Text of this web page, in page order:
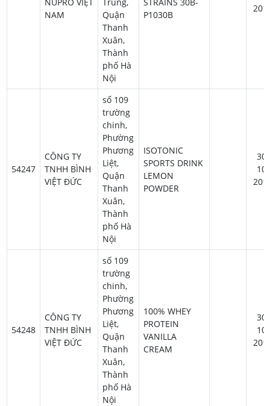
NAM
Quận
Thanh
Xuân,
Thành
phố Hà
Nội
P1030B
54247
CÔNG TY
TNHH BÌNH
VIỆT ĐỨC
số 109
trường
chinh,
Phường
Phương
Liệt,
Quận
Thanh
Xuân,
Thành
phố Hà
Nội
ISOTONIC
SPORTS DRINK
LEMON
POWDER
30-
10-
54248
CÔNG TY
TNHH BÌNH
VIỆT ĐỨC
số 109
trường
chinh,
Phường
Phương
Liệt,
Quận
Thanh
Xuân,
Thành
phố Hà
Nội
100% WHEY
PROTEIN
VANILLA
CREAM
30-
10-